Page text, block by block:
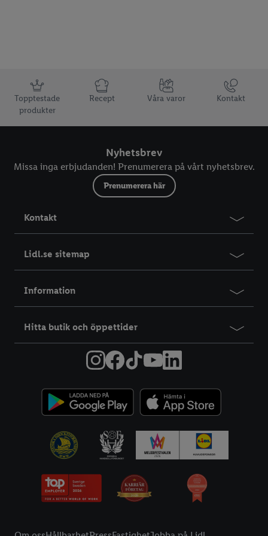
Information
Topptestade
produkter
Recept Våra varor Kontakt
Nyhetsbrev
Missa inga erbjudanden! Prenumerera på vårt nyhetsbrev.
Prenumerera här
Kontakt
Lidl.se sitemap
Information
Hitta butik och öppettider